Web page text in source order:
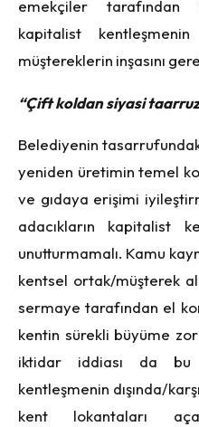
emekçiler tarafından
kapitalist
müştereklerin inşasını
“Çift koldan siyasi
Belediyenin
yeniden üretimin temel
ve gıdaya erişimi
adacıkların kapitalist
unutturmamalı. Kamu
kentsel ortak/müşterek
sermaye tarafından el
kentin sürekli büyüme
iktidar iddiası da
kentleşmenin dışında/
kent lokantaları